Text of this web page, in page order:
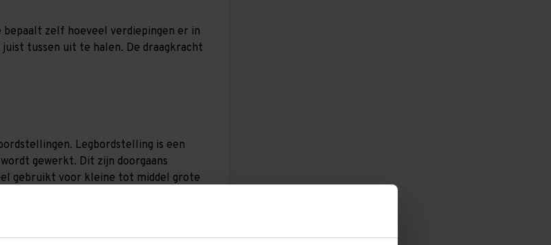
zelf hoeveel verdiepingen er in
tussen uit te halen. De draagkracht
Legbordstelling is een
gewerkt. Dit zijn doorgaans
gebruikt voor kleine tot middel grote
gebruiken in een groot magazijn voor
veel gebruikt in winkels,
grootste voordelen van